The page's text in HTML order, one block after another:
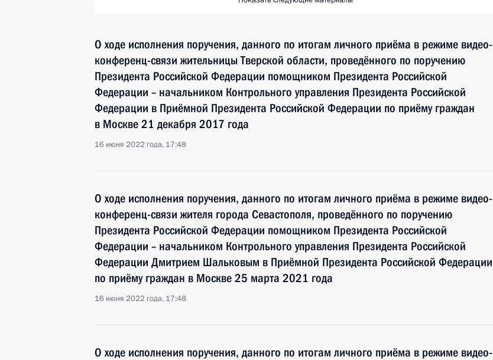
О ходе исполнения поручения, данного по итогам личного приёма в режиме видео-
конференц-связи жительницы Тверской области, проведённого по поручению
Президента Российской Федерации помощником Президента Российской
Федерации – начальником Контрольного управления Президента Российской
Федерации в Приёмной Президента Российской Федерации по приёму граждан
в Москве 21 декабря 2017 года
16 июня 2022 года, 17:48
О ходе исполнения поручения, данного по итогам личного приёма в режиме видео-
конференц-связи жителя города Севастополя, проведённого по поручению
Президента Российской Федерации помощником Президента Российской
Федерации – начальником Контрольного управления Президента Российской
Федерации Дмитрием Шальковым в Приёмной Президента Российской Федерации
по приёму граждан в Москве 25 марта 2021 года
16 июня 2022 года, 17:48
О ходе исполнения поручения, данного по итогам личного приёма в режиме видео-